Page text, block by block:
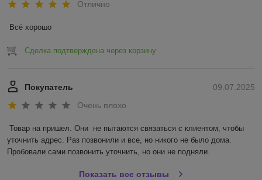
Отлично
Всё хорошо
Сделка подтверждена через корзину
09.07.2025
Покупатель
Очень плохо
Товар на пришел. Они  не пытаются связаться с клиентом, чтобы
уточнить адрес. Раз позвонили и все, но никого не было дома.
Пробовали сами позвонить уточнить, но они не подняли.
Показать все отзывы